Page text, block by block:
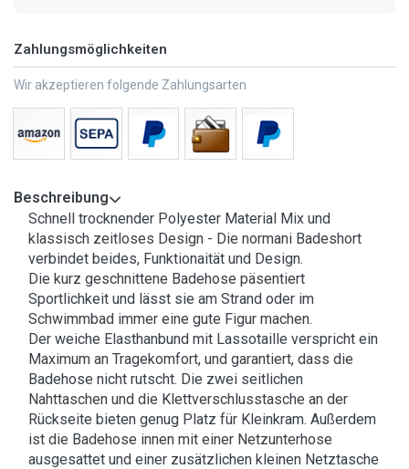
Zahlungsmöglichkeiten
Wir akzeptieren folgende Zahlungsarten
Beschreibung
Schnell trocknender Polyester Material Mix und
klassisch zeitloses Design - Die normani Badeshort
verbindet beides, Funktionaität und Design.
Die kurz geschnittene Badehose päsentiert
Sportlichkeit und lässt sie am Strand oder im
Schwimmbad immer eine gute Figur machen.
Der weiche Elasthanbund mit Lassotaille verspricht ein
Maximum an Tragekomfort, und garantiert, dass die
Badehose nicht rutscht. Die zwei seitlichen
Nahttaschen und die Klettverschlusstasche an der
Rückseite bieten genug Platz für Kleinkram. Außerdem
ist die Badehose innen mit einer Netzunterhose
ausgesattet und einer zusätzlichen kleinen Netztasche